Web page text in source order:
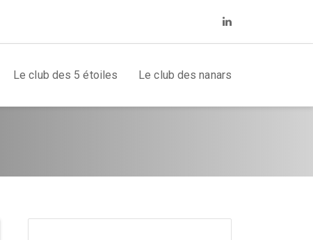
Le club des 5 étoiles Le club des nanars